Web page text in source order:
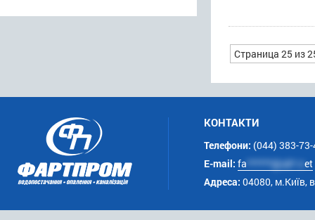
Страница 25 из
КОНТАКТИ
Телефони: (044) 383-
E-mail: fa ******@uk*.net
Адреса: 04080, м.Київ,